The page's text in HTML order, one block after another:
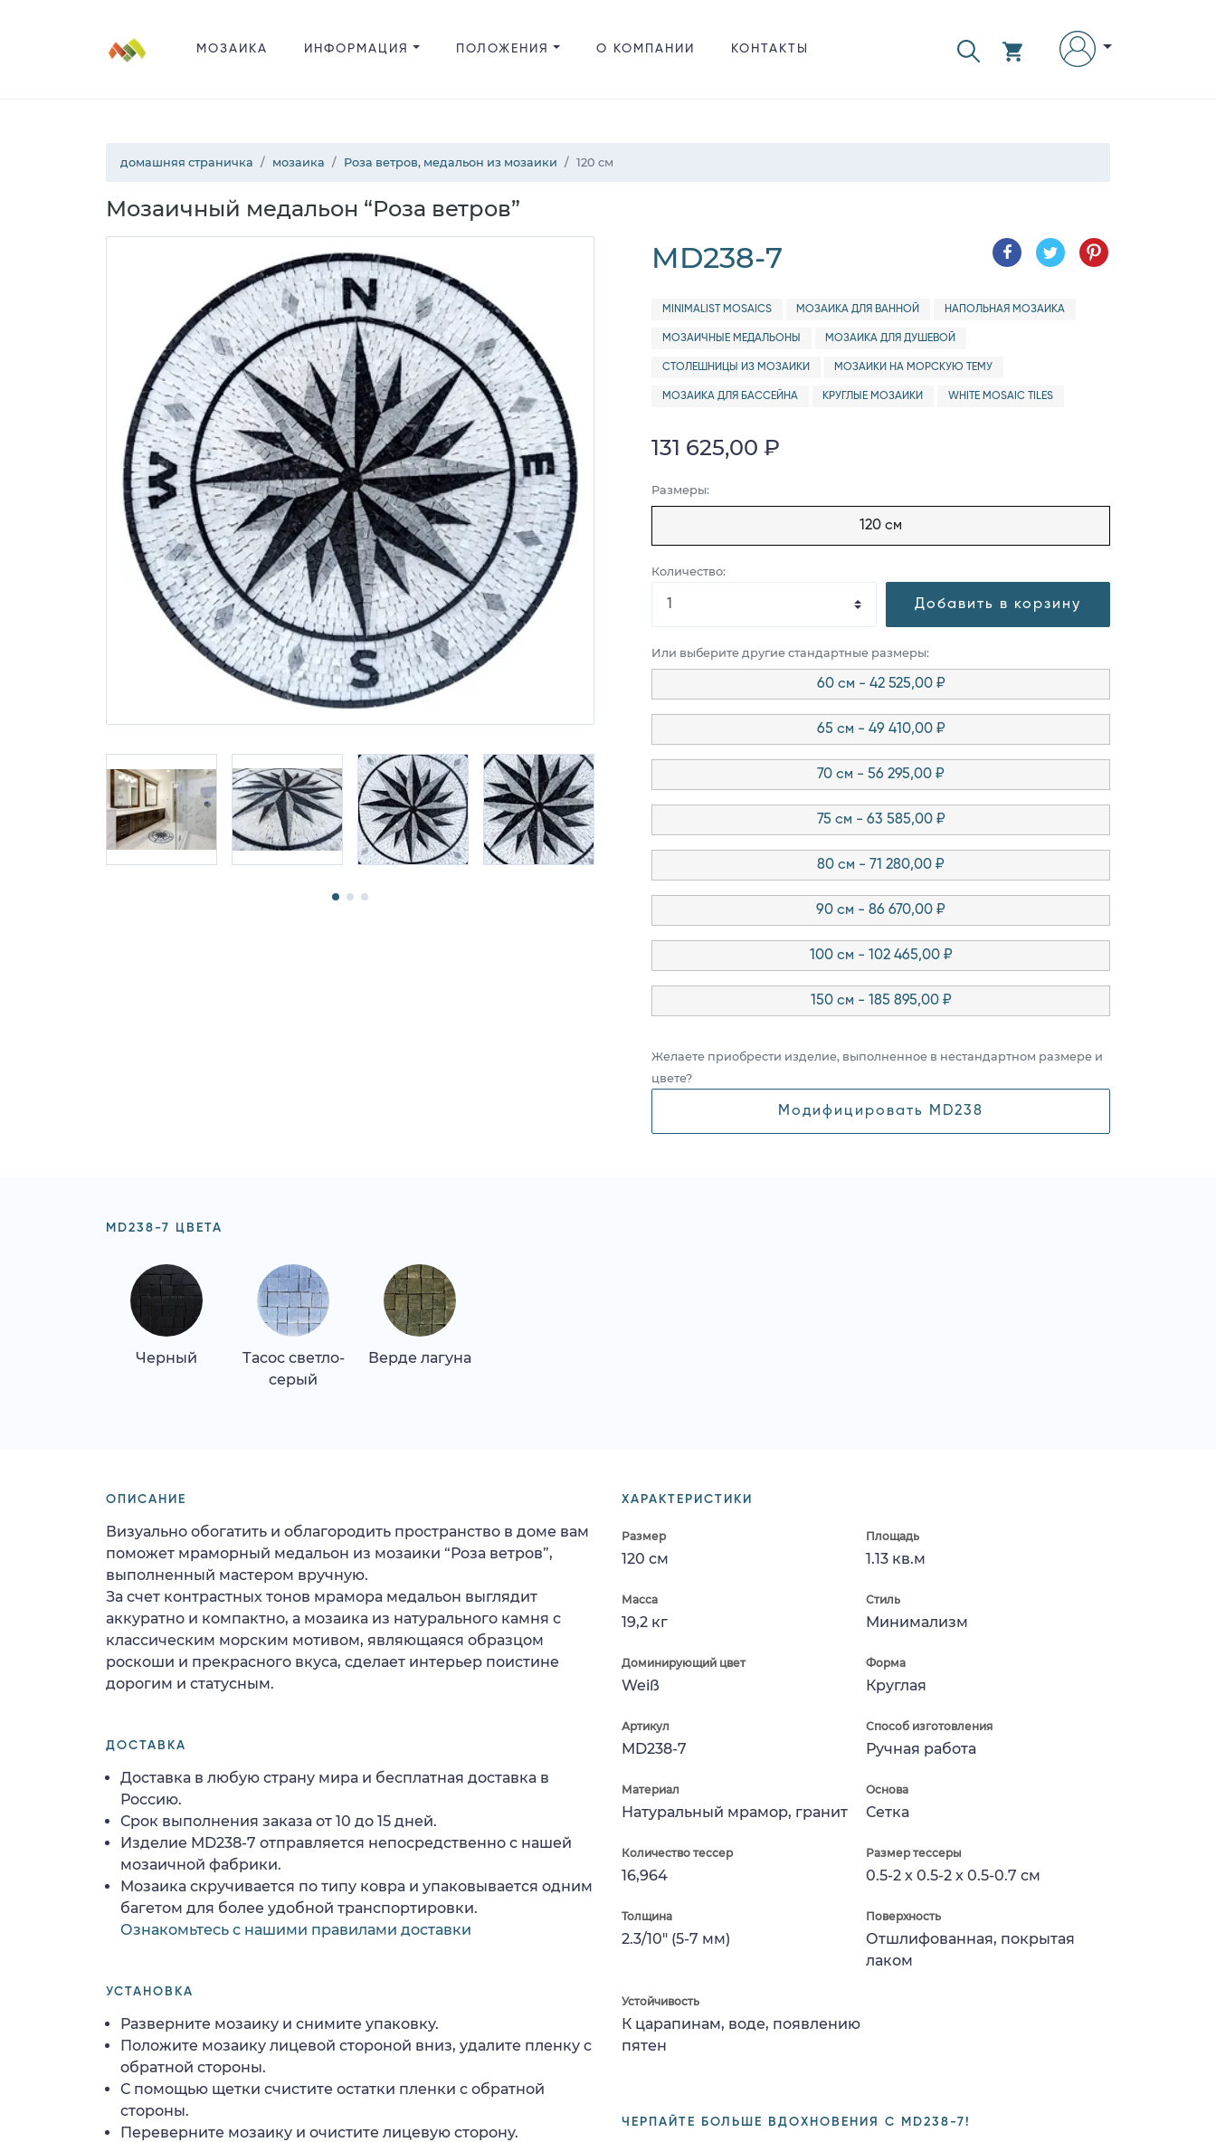
МОЗАИКА ИНФОРМАЦИЯ ПОЛОЖЕНИЯ О КОМПАНИИ КОНТАКТЫ
домашняя страничка мозаика Роза ветров, медальон из мозаики 120 см
Мозаичный медальон “Роза ветров”
MD238-7
MINIMALIST MOSAICS МОЗАИКА ДЛЯ ВАННОЙ НАПОЛЬНАЯ МОЗАИКА
МОЗАИЧНЫЕ МЕДАЛЬОНЫ МОЗАИКА ДЛЯ ДУШЕВОЙ
СТОЛЕШНИЦЫ ИЗ МОЗАИКИ МОЗАИКИ НА МОРСКУЮ ТЕМУ
МОЗАИКА ДЛЯ БАССЕЙНА КРУГЛЫЕ МОЗАИКИ WHITE MOSAIC TILES
131 625,00 ₽
Размеры:
120 см
Количество:
Добавить в корзину
Или выберите другие стандартные размеры:
60 см - 42 525,00 ₽
65 см - 49 410,00 ₽
70 см - 56 295,00 ₽
75 см - 63 585,00 ₽
80 см - 71 280,00 ₽
90 см - 86 670,00 ₽
100 см - 102 465,00 ₽
150 см - 185 895,00 ₽
Желаете приобрести изделие, выполненное в нестандартном размере и
цвете?
Модифицировать MD238
MD238-7 ЦВЕТА
Черный
Тасос светло-
серый
Верде лагуна
ХАРАКТЕРИСТИКИ
Размер
120 см
Площадь
1.13 кв.м
Масса
19,2 кг
Стиль
Минимализм
Доминирующий цвет
Weiß
Форма
Круглая
Артикул
MD238-7
Способ изготовления
Ручная работа
Материал
Натуральный мрамор, гранит
Основа
Сетка
Количество тессер
16,964
Размер тессеры
0.5-2 x 0.5-2 x 0.5-0.7 см
Толщина
2.3/10" (5-7 мм)
Поверхность
Отшлифованная, покрытая
лаком
Устойчивость
К царапинам, воде, появлению
пятен
ЧЕРПАЙТЕ БОЛЬШЕ ВДОХНОВЕНИЯ С MD238-7!
ОПИСАНИЕ
Визуально обогатить и облагородить пространство в доме вам
поможет мраморный медальон из мозаики “Роза ветров”,
выполненный мастером вручную.
За счет контрастных тонов мрамора медальон выглядит
аккуратно и компактно, а мозаика из натурального камня с
классическим морским мотивом, являющаяся образцом
роскоши и прекрасного вкуса, сделает интерьер поистине
дорогим и статусным.
ДОСТАВКА
Доставка в любую страну мира и бесплатная доставка в
Россию.
Срок выполнения заказа от 10 до 15 дней.
Изделие MD238-7 отправляется непосредственно с нашей
мозаичной фабрики.
Мозаика скручивается по типу ковра и упаковывается одним
багетом для более удобной транспортировки.
Ознакомьтесь с нашими правилами доставки
УСТАНОВКА
Разверните мозаику и снимите упаковку.
Положите мозаику лицевой стороной вниз, удалите пленку с
обратной стороны.
С помощью щетки счистите остатки пленки с обратной
стороны.
Переверните мозаику и очистите лицевую сторону.